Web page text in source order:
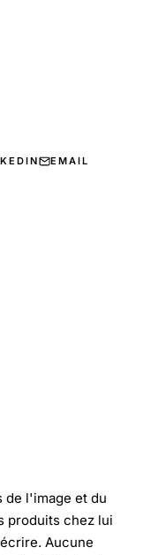
EMAIL
de l'image et du
produits chez lui
Aucune